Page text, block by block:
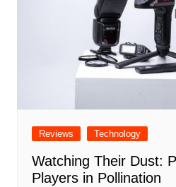
Reviews Technology
Watching Their Dust:
Players in Pollination